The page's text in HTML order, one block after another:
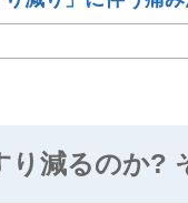
り減るのか?